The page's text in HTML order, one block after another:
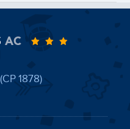
AC
1878)